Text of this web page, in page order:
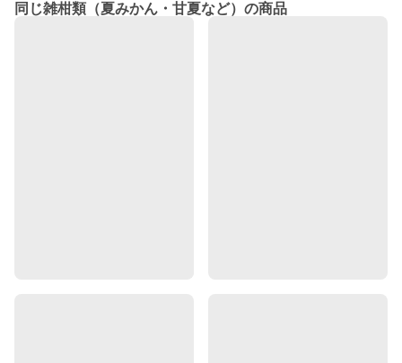
同じ雑柑類（夏みかん・甘夏など）の商品